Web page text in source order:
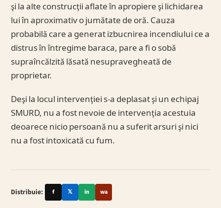
şi la alte construcţii aflate în apropiere şi lichidarea
lui în aproximativ o jumătate de oră. Cauza
probabilă care a generat izbucnirea incendiului ce a
distrus în întregime baraca, pare a fi o sobă
supraîncălzită lăsată nesupravegheată de
proprietar.
Deşi la locul intervenţiei s-a deplasat şi un echipaj
SMURD, nu a fost nevoie de intervenţia acestuia
deoarece nicio persoană nu a suferit arsuri şi nici
nu a fost intoxicată cu fum.
Distribuie: f 𝕏 in wa